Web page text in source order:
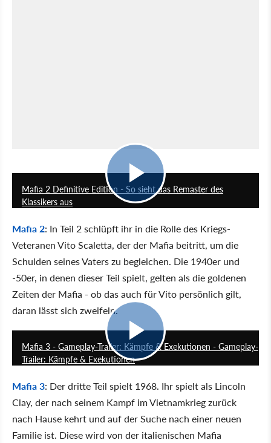
Mafia 2 Definitive Edition - So sieht das Remaster des
Klassikers aus
Mafia 2: In Teil 2 schlüpft ihr in die Rolle des Kriegs-
Veteranen Vito Scaletta, der der Mafia beitritt, um die
Schulden seines Vaters zu begleichen. Die 1940er und
-50er, in denen dieser Teil spielt, gelten als die goldenen
Zeiten der Mafia - ob das auch für Vito persönlich gilt,
daran lässt sich zweifeln.
Mafia 3 - Gameplay-Trailer: Kämpfe & Exekutionen - Gameplay-
Trailer: Kämpfe & Exekutionen
Mafia 3: Der dritte Teil spielt 1968. Ihr spielt als Lincoln
Clay, der nach seinem Kampf im Vietnamkrieg zurück
nach Hause kehrt und auf der Suche nach einer neuen
Familie ist. Diese wird von der italienischen Mafia